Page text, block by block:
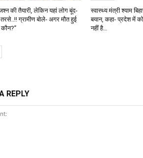
की तैयारी, लेकिन यहां लोग बूंद-
तरसे..!! ग्रामीण बोले- अगर मौत हुई
कौन?”
स्वास्थ्य मंत्री श्याम
बयान, कहा- प्रदेश में
नहीं है…
REPLY